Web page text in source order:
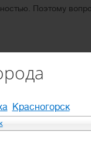
Красногорск
Поэтому
Долги